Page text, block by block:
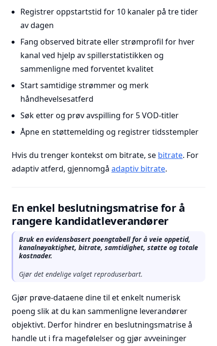
Registrer oppstartstid for 10 kanaler på tre tider
av dagen
Fang observed bitrate eller strømprofil for hver
kanal ved hjelp av spillerstatistikken og
sammenligne med forventet kvalitet
Start samtidige strømmer og merk
håndhevelsesatferd
Søk etter og prøv avspilling for 5 VOD-titler
Åpne en støttemelding og registrer tidsstempler
Hvis du trenger kontekst om bitrate, se bitrate. For
adaptiv atferd, gjennomgå adaptiv bitrate.
En enkel beslutningsmatrise for å
rangere kandidatleverandører
Bruk en evidensbasert poengtabell for å veie oppetid,
kanalnøyaktighet, bitrate, samtidighet, støtte og totale
kostnader.
Gjør det endelige valget reproduserbart.
Gjør prøve-dataene dine til et enkelt numerisk
poeng slik at du kan sammenligne leverandører
objektivt. Derfor hindrer en beslutningsmatrise å
handle ut i fra magefølelser og gjør avveininger